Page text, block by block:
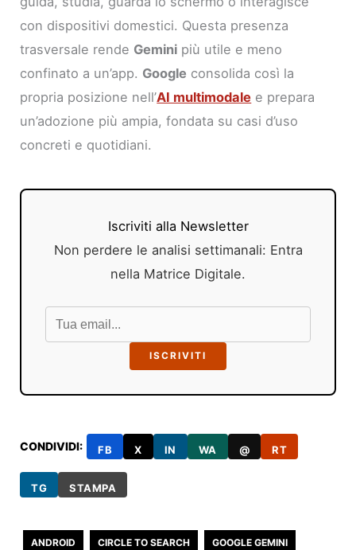
con dispositivi domestici. Questa presenza
trasversale rende Gemini più utile e meno
confinato a un’app. Google consolida così la
propria posizione nell’AI multimodale e prepara
un’adozione più ampia, fondata su casi d’uso
concreti e quotidiani.
Iscriviti alla Newsletter
Non perdere le analisi settimanali: Entra
nella Matrice Digitale.
ISCRIVITI
CONDIVIDI: FB X IN WA @ RT
TG STAMPA
ANDROID CIRCLE TO SEARCH GOOGLE GEMINI